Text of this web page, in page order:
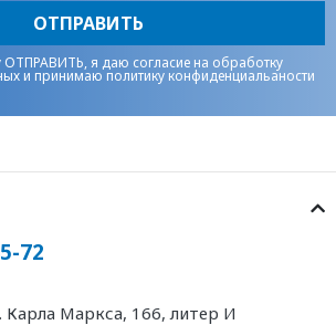
ОТПРАВИТЬ
ОТПРАВИТЬ, я даю согласие на обработку
и принимаюполитику конфиденциальаности
72
Карла Маркса, 166, литер И